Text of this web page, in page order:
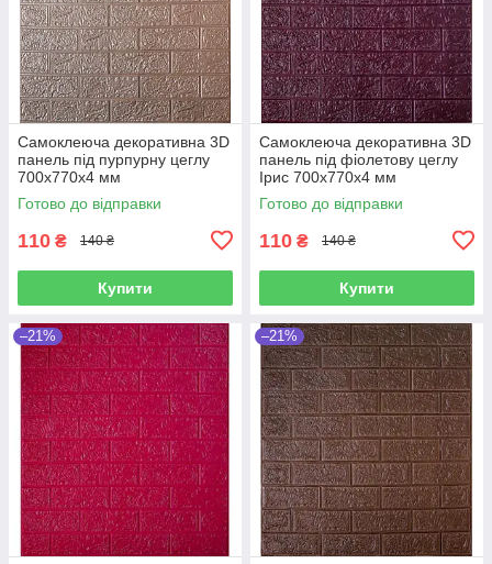
Самоклеюча декоративна 3D
панель під пурпурну цеглу
700x770x4 мм
Готово до відправки
110 ₴ 140 ₴
Купити
Самоклеюча декоративна 3D
панель під фіолетову цеглу
Ірис 700x770x4 мм
Готово до відправки
110 ₴ 140 ₴
Купити
–21% –21%